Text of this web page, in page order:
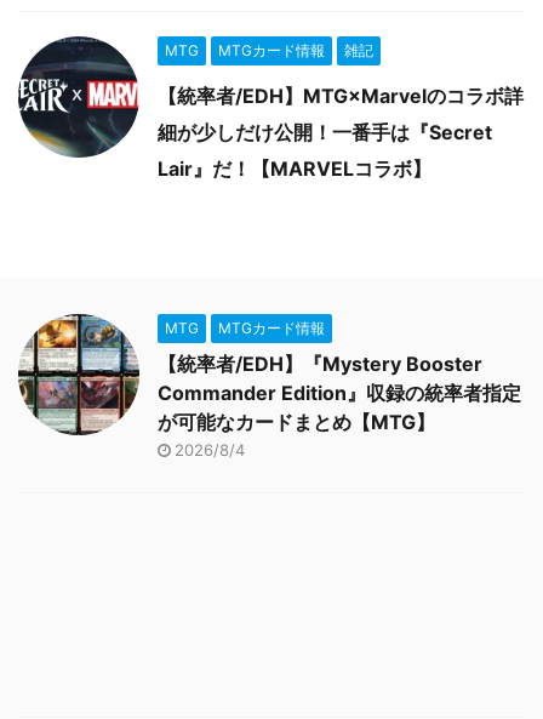
MTG MTGカード情報 雑記
【統率者/EDH】MTG×Marvelのコラボ詳
細が少しだけ公開！一番手は『Secret
Lair』だ！【MARVELコラボ】
MTG MTGカード情報
【統率者/EDH】『Mystery Booster
Commander Edition』収録の統率者指定
が可能なカードまとめ【MTG】
2026/8/4